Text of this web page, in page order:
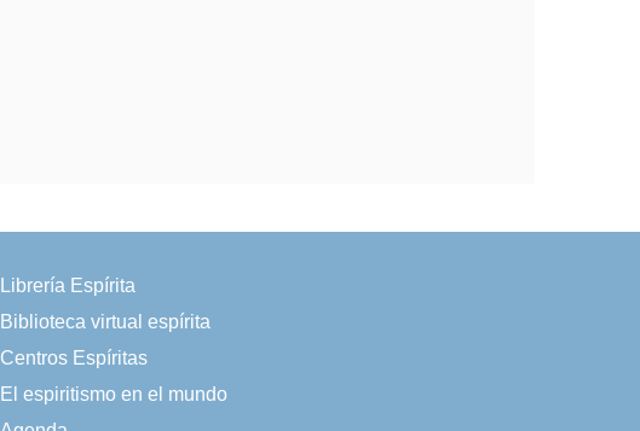
Librería Espírita
Biblioteca virtual espírita
Centros Espíritas
El espiritismo en el mundo